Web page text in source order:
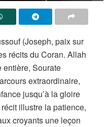
(Joseph, paix sur
récits du Coran. Allah
entière, Sourate
extraordinaire,
jusqu’à la gloire
illustre la patience,
croyants une leçon